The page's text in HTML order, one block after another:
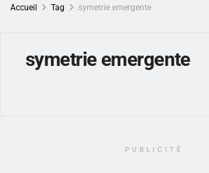
Accueil Tag symetrie emergente
symetrie emergente
PUBLICITÉ